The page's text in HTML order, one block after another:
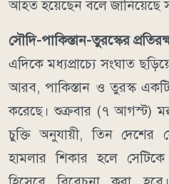
আহত হয়েছেন বলে জানিয়েছে
সৌদি-পাকিস্তান-তুরস্কের
এদিকে মধ্যপ্রাচ্যে সংঘাত
আরব, পাকিস্তান ও তুরস্ক
করেছে। শুক্রবার (৭ আগস্ট)
চুক্তি অনুযায়ী, তিন দেশের
হামলার শিকার হলে